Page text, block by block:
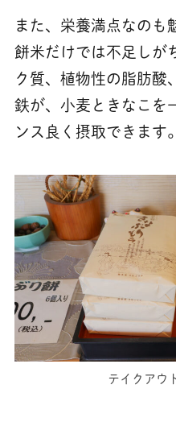
また、栄養満点なのも
餅米だけでは不足しが
ク質、植物性の脂肪酸
鉄が、小麦ときなこを
ンス良く摂取できます。
テイクアウ